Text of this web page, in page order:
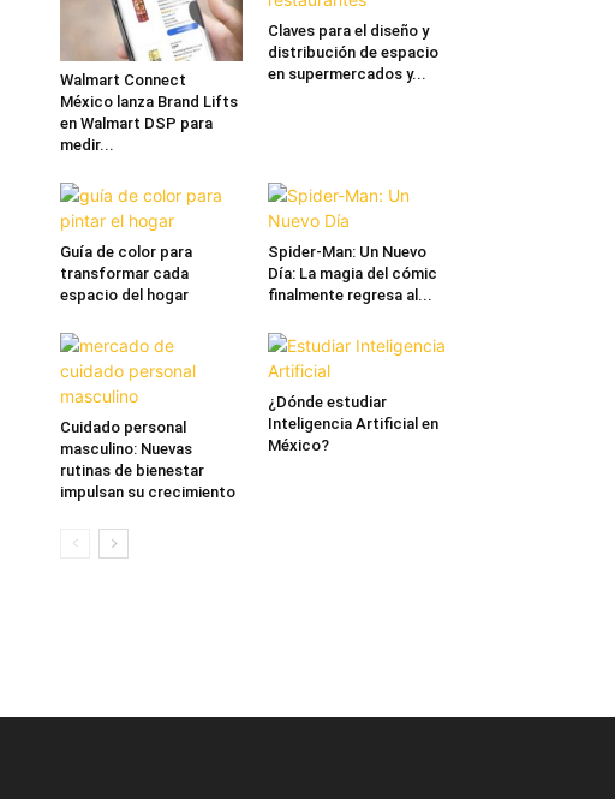
Walmart Connect
México lanza Brand Lifts
en Walmart DSP para
medir...
Claves para el diseño y
distribución de espacio
en supermercados y...
Guía de color para
transformar cada
espacio del hogar
Spider-Man: Un Nuevo
Día: La magia del cómic
finalmente regresa al...
Cuidado personal
masculino: Nuevas
rutinas de bienestar
impulsan su crecimiento
¿Dónde estudiar
Inteligencia Artificial en
México?